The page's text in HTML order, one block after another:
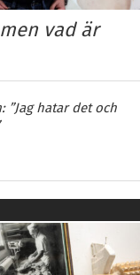
vad är
”Jag hatar det och